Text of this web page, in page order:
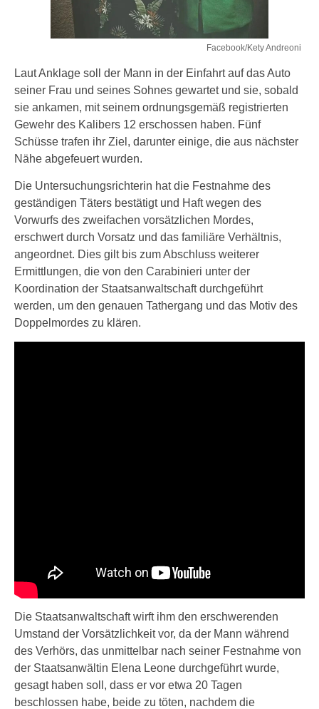
Facebook/Kety Andreoni
Laut Anklage soll der Mann in der Einfahrt auf das Auto
seiner Frau und seines Sohnes gewartet und sie, sobald
sie ankamen, mit seinem ordnungsgemäß registrierten
Gewehr des Kalibers 12 erschossen haben. Fünf
Schüsse trafen ihr Ziel, darunter einige, die aus nächster
Nähe abgefeuert wurden.
Die Untersuchungsrichterin hat die Festnahme des
geständigen Täters bestätigt und Haft wegen des
Vorwurfs des zweifachen vorsätzlichen Mordes,
erschwert durch Vorsatz und das familiäre Verhältnis,
angeordnet. Dies gilt bis zum Abschluss weiterer
Ermittlungen, die von den Carabinieri unter der
Koordination der Staatsanwaltschaft durchgeführt
werden, um den genauen Tathergang und das Motiv des
Doppelmordes zu klären.
Die Staatsanwaltschaft wirft ihm den erschwerenden
Umstand der Vorsätzlichkeit vor, da der Mann während
des Verhörs, das unmittelbar nach seiner Festnahme von
der Staatsanwältin Elena Leone durchgeführt wurde,
gesagt haben soll, dass er vor etwa 20 Tagen
beschlossen habe, beide zu töten, nachdem die